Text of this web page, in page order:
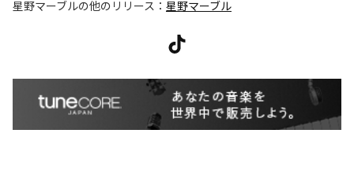
星野マーブルの他のリリース： 星野マーブル